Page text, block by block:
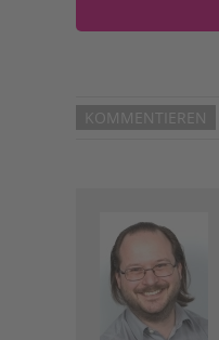
KOMMENTIEREN